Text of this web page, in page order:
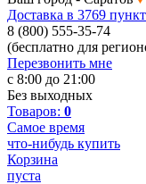
Доставка в 3769
8 (800) 555-35-74
(бесплатно для
Перезвонить мне
с 8:00 до 21:00
Без выходных
Товаров: 0
Самое время
что-нибудь купить
Корзина
пуста